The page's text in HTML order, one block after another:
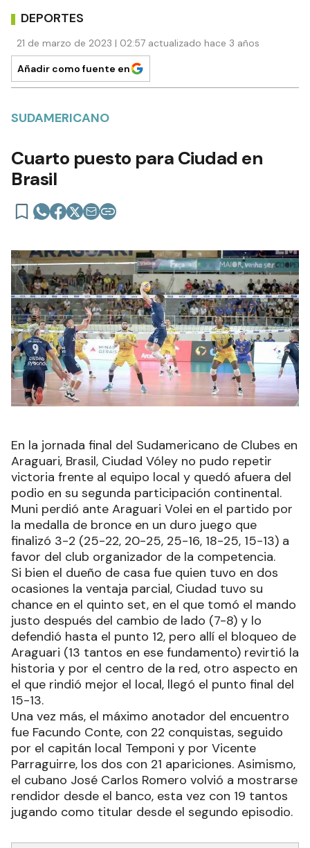
DEPORTES
21 de marzo de 2023 | 02:57 actualizado hace 3 años
Añadir como fuente en
SUDAMERICANO
Cuarto puesto para Ciudad en
Brasil
En la jornada final del Sudamericano de Clubes en
Araguari, Brasil, Ciudad Vóley no pudo repetir
victoria frente al equipo local y quedó afuera del
podio en su segunda participación continental.
Muni perdió ante Araguari Volei en el partido por
la medalla de bronce en un duro juego que
finalizó 3-2 (25-22, 20-25, 25-16, 18-25, 15-13) a
favor del club organizador de la competencia.
Si bien el dueño de casa fue quien tuvo en dos
ocasiones la ventaja parcial, Ciudad tuvo su
chance en el quinto set, en el que tomó el mando
justo después del cambio de lado (7-8) y lo
defendió hasta el punto 12, pero allí el bloqueo de
Araguari (13 tantos en ese fundamento) revirtió la
historia y por el centro de la red, otro aspecto en
el que rindió mejor el local, llegó el punto final del
15-13.
Una vez más, el máximo anotador del encuentro
fue Facundo Conte, con 22 conquistas, seguido
por el capitán local Temponi y por Vicente
Parraguirre, los dos con 21 apariciones. Asimismo,
el cubano José Carlos Romero volvió a mostrarse
rendidor desde el banco, esta vez con 19 tantos
jugando como titular desde el segundo episodio.